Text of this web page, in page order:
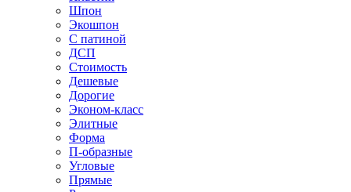
Шпон
Экошпон
С патиной
ДСП
Стоимость
Дешевые
Дорогие
Эконом-класс
Элитные
Форма
П-образные
Угловые
Прямые